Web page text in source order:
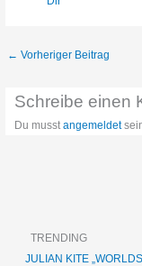
← Vorheriger Beitrag
Schreibe einen
Du musstangemeldet
TRENDING
JULIAN KITE